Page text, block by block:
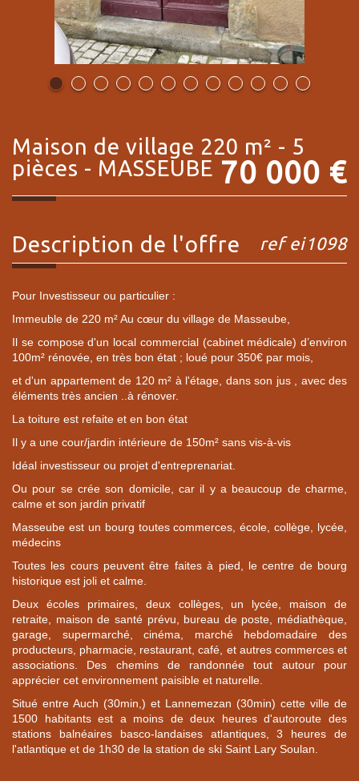
maison de village 220 m² - 5
pièces - MASSEUBE 70 000 €
description de l'offre ref ei1098
Pour Investisseur ou particulier :
Immeuble de 220 m² Au cœur du village de Masseube,
Il se compose d'un local commercial (cabinet médicale) d’environ
100m² rénovée, en très bon état ; loué pour 350€ par mois,
et d'un appartement de 120 m² à l'étage, dans son jus , avec des
éléments très ancien ..à rénover.
La toiture est refaite et en bon état
Il y a une cour/jardin intérieure de 150m² sans vis-à-vis
Idéal investisseur ou projet d'entreprenariat.
Ou pour se crée son domicile, car il y a beaucoup de charme,
calme et son jardin privatif
Masseube est un bourg toutes commerces, école, collège, lycée,
médecins
Toutes les cours peuvent être faites à pied, le centre de bourg
historique est joli et calme.
Deux écoles primaires, deux collèges, un lycée, maison de
retraite, maison de santé prévu, bureau de poste, médiathèque,
garage, supermarché, cinéma, marché hebdomadaire des
producteurs, pharmacie, restaurant, café, et autres commerces et
associations. Des chemins de randonnée tout autour pour
apprécier cet environnement paisible et naturelle.
Situé entre Auch (30min,) et Lannemezan (30min) cette ville de
1500 habitants est a moins de deux heures d'autoroute des
stations balnéaires basco-landaises atlantiques, 3 heures de
l'atlantique et de 1h30 de la station de ski Saint Lary Soulan.